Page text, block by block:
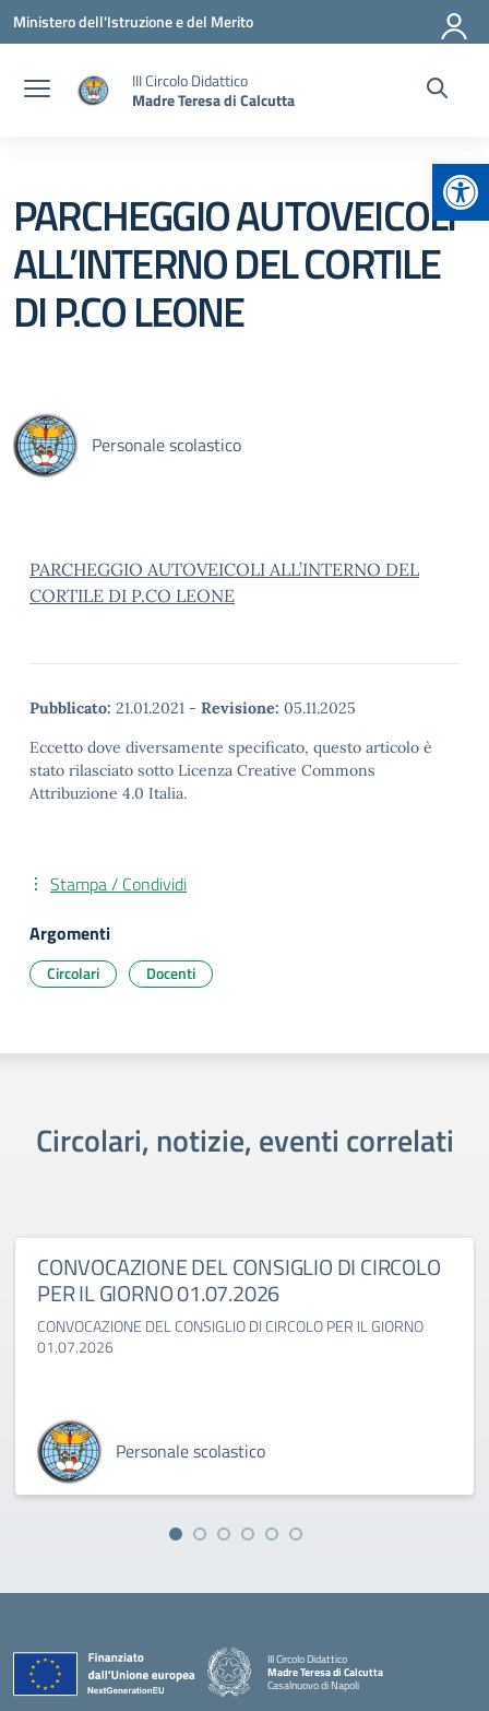
Vai ai contenuti
Vai al menu di navigazione
Vai al footer
Ministero dell'Istruzione e del Merito
III Circolo Didattico
Madre Teresa di Calcutta
PARCHEGGIO AUTOVEICOLI
ALL’INTERNO DEL CORTILE
DI P.CO LEONE
Personale scolastico
PARCHEGGIO AUTOVEICOLI ALL’INTERNO DEL
CORTILE DI P.CO LEONE
Pubblicato: 21.01.2021 - Revisione: 05.11.2025
Eccetto dove diversamente specificato, questo articolo è
stato rilasciato sotto Licenza Creative Commons
Attribuzione 4.0 Italia.
Stampa / Condividi
Argomenti
Circolari Docenti
Circolari, notizie, eventi correlati
CONVOCAZIONE DEL CONSIGLIO DI CIRCOLO
PER IL GIORNO 01.07.2026
CONVOCAZIONE DEL CONSIGLIO DI CIRCOLO PER IL GIORNO
01.07.2026
Personale scolastico
III Circolo Didattico
Madre Teresa di Calcutta
Casalnuovo di Napoli
— Visita la pagina iniziale della scuola